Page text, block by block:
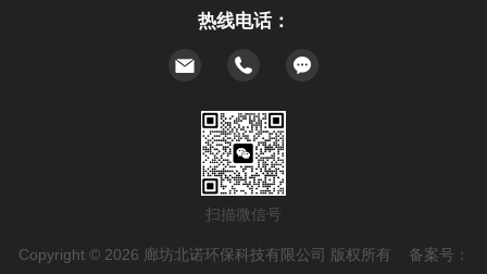
热线电话：
扫描微信号
Copyright © 2026 廊坊北诺环保科技有限公司 版权所有 备案号：